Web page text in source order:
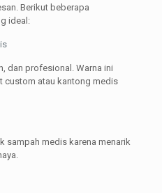
Berikut beberapa
ideal:
dan profesional. Warna ini
custom atau kantong medis
sampah medis karena menarik